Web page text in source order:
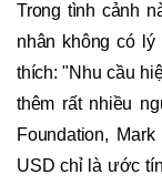
Trong tình cảnh
nhân không có
thích: "Nhu cầu
thêm rất nhiều
Foundation,
USD chỉ là ước